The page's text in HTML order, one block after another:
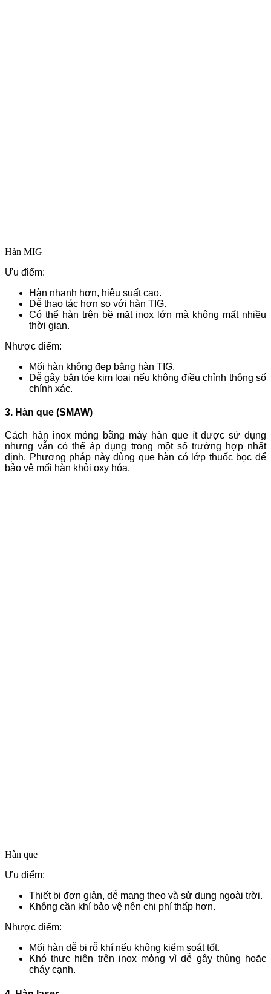
Hàn MIG
Ưu điểm:
Hàn nhanh hơn, hiệu suất cao.
Dễ thao tác hơn so với hàn TIG.
Có thể hàn trên bề mặt inox lớn mà không mất nhiều
thời gian.
Nhược điểm:
Mối hàn không đẹp bằng hàn TIG.
Dễ gây bắn tóe kim loại nếu không điều chỉnh thông số
chính xác.
3. Hàn que (SMAW)
Cách hàn inox mỏng bằng máy hàn que ít được sử dụng
nhưng vẫn có thể áp dụng trong một số trường hợp nhất
định. Phương pháp này dùng que hàn có lớp thuốc bọc để
bảo vệ mối hàn khỏi oxy hóa.
Hàn que
Ưu điểm:
Thiết bị đơn giản, dễ mang theo và sử dụng ngoài trời.
Không cần khí bảo vệ nên chi phí thấp hơn.
Nhược điểm:
Mối hàn dễ bị rỗ khí nếu không kiểm soát tốt.
Khó thực hiện trên inox mỏng vì dễ gây thủng hoặc
cháy cạnh.